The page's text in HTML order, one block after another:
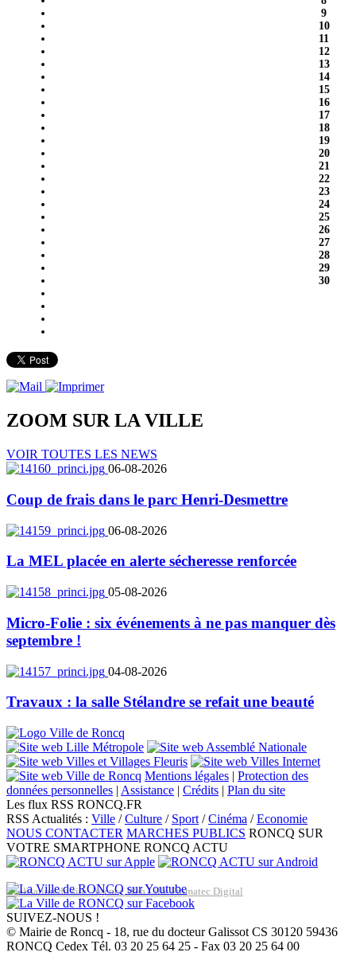
9
10
11
12
13
14
15
16
17
18
19
20
21
22
23
24
25
26
27
28
29
30
ZOOM SUR LAVILLE
VOIR TOUTES LES NEWS
06-08-2026
Coup de frais dans le parc Henri-Desmettre
06-08-2026
La MEL placée en alerte sécheresse renforcée
05-08-2026
Micro-Folie : six événements à ne pas manquer dès
septembre !
04-08-2026
Travaux : la salle Stélandre se refait une beauté
Mentions légales | Protection des
données personnelles | Assistance | Crédits | Plan du site
Les flux RSS RONCQ.FR
RSS Actualités : Ville /Culture / Sport /Cinéma /Economie
NOUS CONTACTER MARCHES PUBLICS RONCQ SUR
VOTRE SMARTPHONE RONCQ ACTU
Réalisation du site: Agence Web Lille Promatec Digital
SUIVEZ-NOUS !
© Mairie de Roncq - 18, rue du docteur Galissot CS 30120 59436
RONCQ Cedex Tél. 03 20 25 64 25 - Fax 03 20 25 64 00